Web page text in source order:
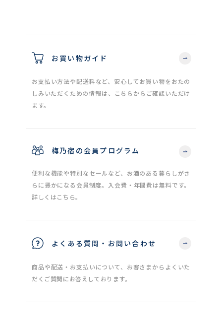
お買い物ガイド
お支払い方法や配送料など、安心してお買い物をおたの
しみいただくための情報は、こちらからご確認いただけ
ます。
梅乃宿の会員プログラム
便利な機能や特別なセールなど、お酒のある暮らしがさ
らに豊かになる会員制度。入会費・年間費は無料です。
詳しくはこちら。
よくある質問・お問い合わせ
商品や配送・お支払いについて、お客さまからよくいた
だくご質問にお答えしております。